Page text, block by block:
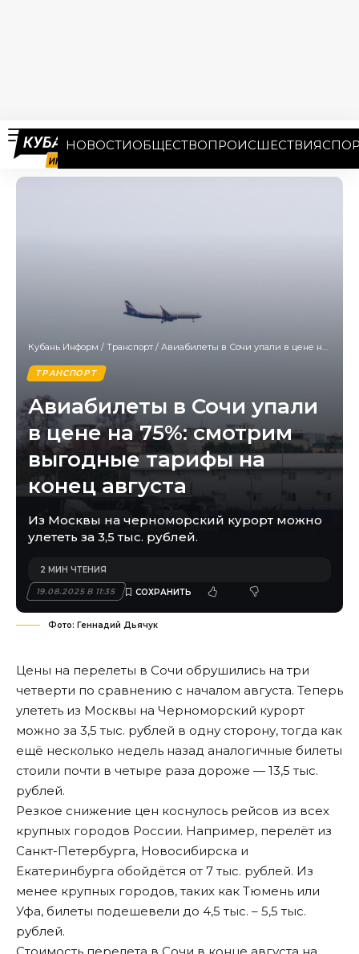
НОВОСТИОБЩЕСТВОПРОИСШЕСТВИЯ
Кубань Информ / Транспорт / Авиабилеты в Сочи упали в цене на 75%: смотрим выгодные тарифы на конец августа
ТРАНСПОРТ
Авиабилеты в Сочи упали
в цене на 75%: смотрим
выгодные тарифы на
конец августа
Из Москвы на черноморский курорт можно
улететь за 3,5 тыс. рублей.
19.08.2025 В 11:35
2 МИН ЧТЕНИЯ
Фото: Геннадий Дьячук
Цены на перелеты в Сочи обрушились на три
четверти по сравнению с началом августа. Теперь
улететь из Москвы на Черноморский курорт
можно за 3,5 тыс. рублей в одну сторону, тогда как
ещё несколько недель назад аналогичные билеты
стоили почти в четыре раза дороже — 13,5 тыс.
рублей.
Резкое снижение цен коснулось рейсов из всех
крупных городов России. Например, перелёт из
Санкт-Петербурга, Новосибирска и
Екатеринбурга обойдётся от 7 тыс. рублей. Из
менее крупных городов, таких как Тюмень или
Уфа, билеты подешевели до 4,5 тыс. – 5,5 тыс.
рублей.